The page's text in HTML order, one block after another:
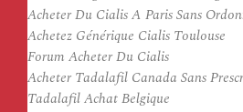
Acheter Du Cialis A Paris Sans
Achetez Générique Cialis Toulouse
Forum Acheter Du Cialis
Acheter Tadalafil Canada Sans
Tadalafil Achat Belgique